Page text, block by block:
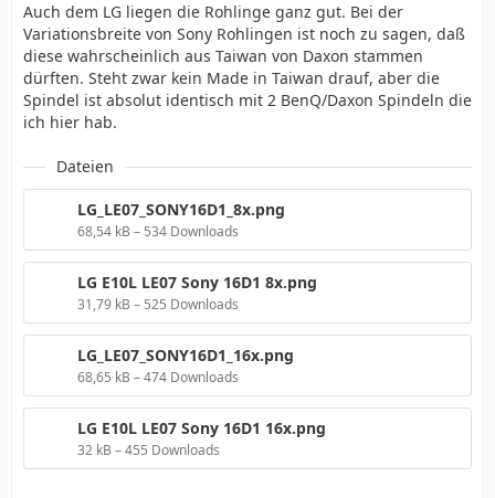
Auch dem LG liegen die Rohlinge ganz gut. Bei der
Variationsbreite von Sony Rohlingen ist noch zu sagen, daß
diese wahrscheinlich aus Taiwan von Daxon stammen
dürften. Steht zwar kein Made in Taiwan drauf, aber die
Spindel ist absolut identisch mit 2 BenQ/Daxon Spindeln die
ich hier hab.
Dateien
LG_LE07_SONY16D1_8x.png
68,54 kB – 534 Downloads
LG E10L LE07 Sony 16D1 8x.png
31,79 kB – 525 Downloads
LG_LE07_SONY16D1_16x.png
68,65 kB – 474 Downloads
LG E10L LE07 Sony 16D1 16x.png
32 kB – 455 Downloads